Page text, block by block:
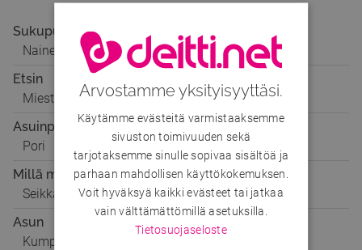
Sukupuoli
Nainen
Etsin
Miestä
Asuinpaikka
Pori
Millä mielellä
Seikkailuun
Asun
Kumppanini kanssa
Arvostamme yksityisyyttäsi.
Käytämme evästeitä varmistaaksemme
sivuston toimivuuden sekä
tarjotaksemme sinulle sopivaa sisältöä ja
parhaan mahdollisen käyttökokemuksen.
Voit hyväksyä kaikki evästeet tai jatkaa
vain välttämättömillä asetuksilla.
Tietosuojaseloste